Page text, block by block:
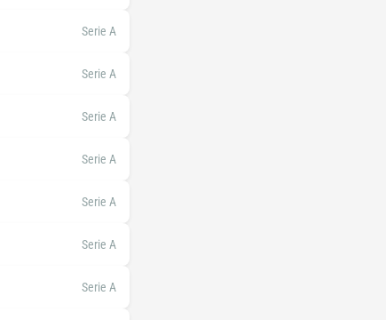
Serie A
Serie A
Serie A
Serie A
Serie A
Serie A
Serie A